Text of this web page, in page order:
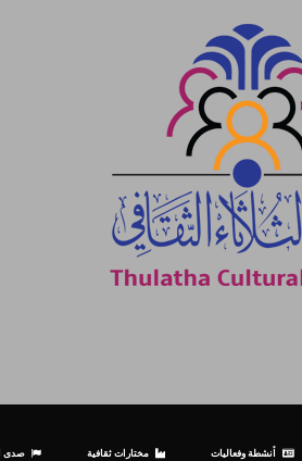
أنشطة وفعاليات مختارات ثقافية صدى